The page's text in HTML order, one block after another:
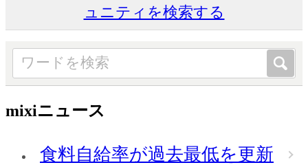
ュニティを検索する
mixiニュース
食料自給率が過去最低を更新